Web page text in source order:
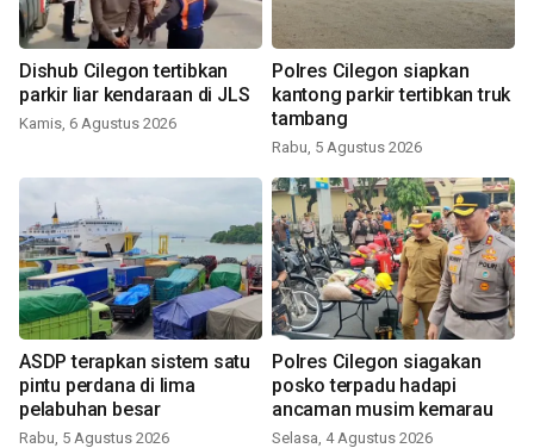
Dishub Cilegon tertibkan
parkir liar kendaraan di JLS
Kamis, 6 Agustus 2026
Polres Cilegon siapkan
kantong parkir tertibkan truk
tambang
Rabu, 5 Agustus 2026
ASDP terapkan sistem satu
pintu perdana di lima
pelabuhan besar
Rabu, 5 Agustus 2026
Polres Cilegon siagakan
posko terpadu hadapi
ancaman musim kemarau
Selasa, 4 Agustus 2026